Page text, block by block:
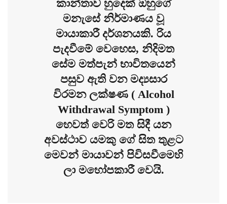
කාන්තාව හුදෙක් ඔහුගේ
මනැසේ නිර්මාණය වූ
මායාකාරී දර්ශනයකි. රිය
පැදවීමේ වෙහෙස, නිදිමත
සේම මත්පැන් භාවිතයෙන්
පසුව ඇති වන මද්‍යසාර
විරමන ලක්ෂණ ( Alcohol
Withdrawal Symptom )
හෙවත් වෙරි මත සිදී යන
අවස්ථාව යමකු ගේ සිත තුළට
මෙවන් මායාවන් පිවිසවීමෙහි
ලා මහෝපකාරී වෙයි.